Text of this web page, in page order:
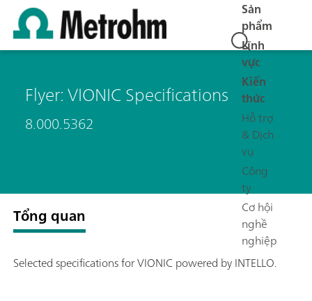
Sản
phẩm
Lĩnh
vực
Kiến
thức
Hỗ trợ
& Dịch
vụ
Công
ty
Cơ hội
nghề
nghiệp
Flyer: VIONIC Specifications
8.000.5362
Tổng quan
Selected specifications for VIONIC powered by INTELLO.